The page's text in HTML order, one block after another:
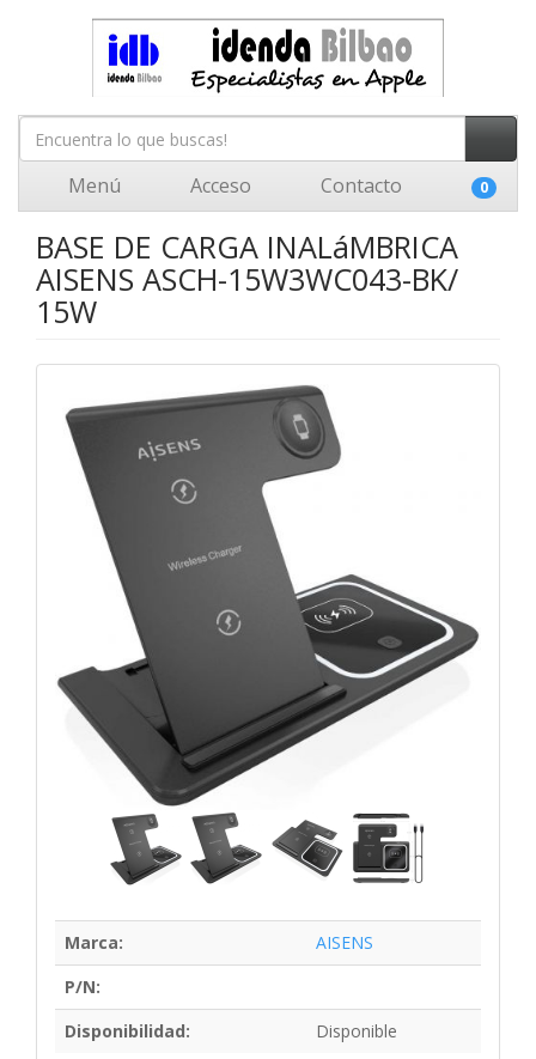
Menú Acceso Contacto 0
BASE DE CARGA INALáMBRICA
AISENS ASCH-15W3WC043-BK/
15W
Marca:
AISENS
P/N:
Disponibilidad:
Disponible